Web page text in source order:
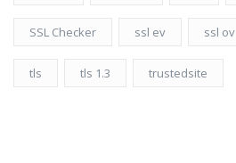
SSL Checker ssl ev ssl ov
tls tls 1.3 trustedsite